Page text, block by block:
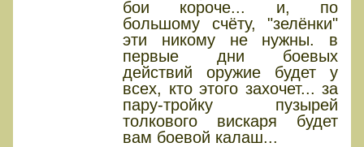
бои короче... и, по
большому счёту, "зелёнки"
эти никому не нужны. в
первые дни боевых
действий оружие будет у
всех, кто этого захочет... за
пару-тройку пузырей
толкового вискаря будет
вам боевой калаш...